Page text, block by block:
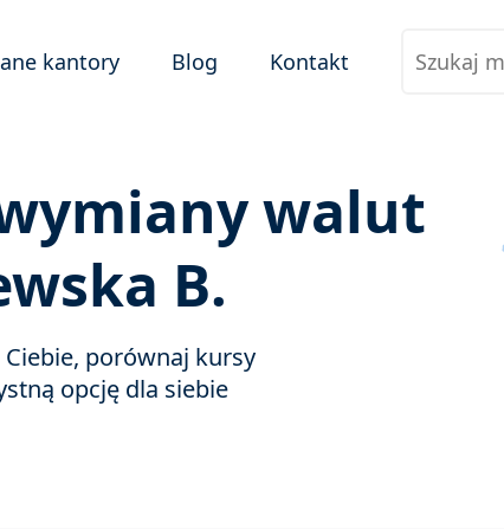
kantory Blog Kontakt
walut
B.
porównaj kursy
opcję dla siebie